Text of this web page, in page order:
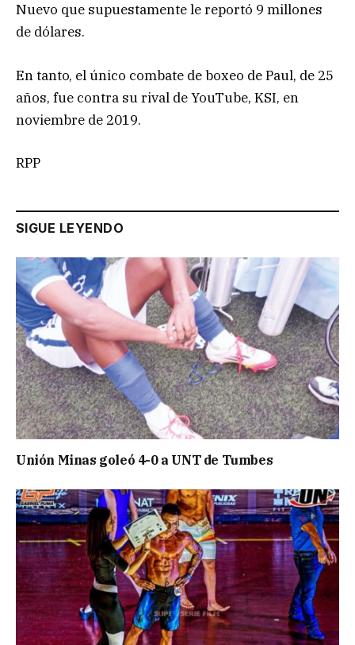
Nuevo que supuestamente le reportó 9 millones
de dólares.
En tanto, el único combate de boxeo de Paul, de 25
años, fue contra su rival de YouTube, KSI, en
noviembre de 2019.
RPP
SIGUE LEYENDO
Unión Minas goleó 4-0 a UNT de Tumbes